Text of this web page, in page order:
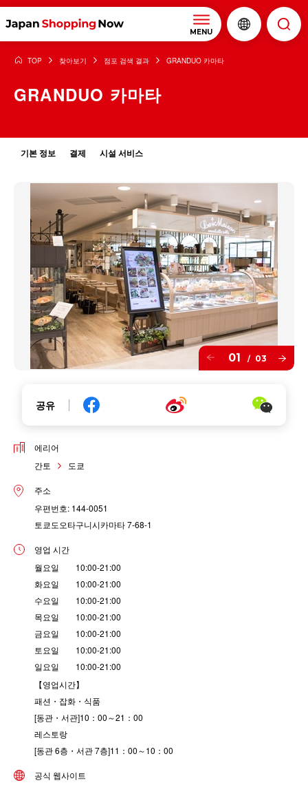
MENU
TOP 찾아보기 점포 검색 결과 GRANDUO 카마타
GRANDUO 카마타
기본 정보 결제 시설 서비스
01 / 03
공유
에리어
간토
도쿄
주소
우편번호: 144-0051
토쿄도오타구니시카마타 7-68-1
영업 시간
월요일 10:00-21:00
화요일 10:00-21:00
수요일 10:00-21:00
목요일 10:00-21:00
금요일 10:00-21:00
토요일 10:00-21:00
일요일 10:00-21:00
【영업시간】
패션・잡화・식품
[동관・서관]10：00～21：00
레스토랑
[동관 6층・서관 7층]11：00～10：00
공식 웹사이트